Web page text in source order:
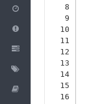
Milestones
Merge Requests
8
9
10
11
12
13
14
15
16